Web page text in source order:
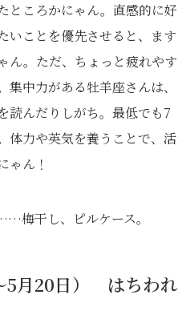
ところかにゃん。直感的に好
いことを優先させると、ます
ん。ただ、ちょっと疲れやす
中力がある牡羊座さんは、
読んだりしがち。最低でも7
体力や英気を養うことで、活
ゃん！
梅干し、ピルケース。
5月20日） はちわれ